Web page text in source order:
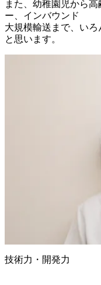
また、幼稚園児から
ー、インバウンド
大規模輸送まで、い
と思います。
技術力・開発力